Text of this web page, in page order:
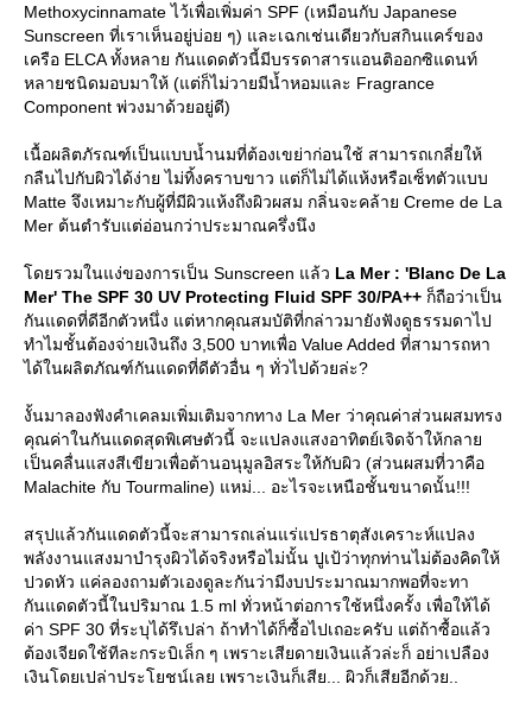
Methoxycinnamate ไว้เพื่อเพิ่มค่า SPF (เหมือนกับ Japanese
Sunscreen ที่เราเห็นอยู่บ่อย ๆ) และเฉกเช่นเดียวกับสกินแคร์ของ
เครือ ELCA ทั้งหลาย กันแดดตัวนี้มีบรรดาสารแอนติออกซิแดนท์
หลายชนิดมอบมาให้ (แต่ก็ไม่วายมีน้ำหอมและ Fragrance
Component พ่วงมาด้วยอยู่ดี)
เนื้อผลิตภัรณฑ์เป็นแบบน้ำนมที่ต้องเขย่าก่อนใช้ สามารถเกลี่ยให้
กลืนไปกับผิวได้ง่าย ไม่ทิ้งคราบขาว แต่ก็ไม่ได้แห้งหรือเซ็ทตัวแบบ
Matte จึงเหมาะกับผู้ที่มีผิวแห้งถึงผิวผสม กลิ่นจะคล้าย Creme de La
Mer ต้นตำรับแต่อ่อนกว่าประมาณครึ่งนึง
ดยรวมในแง่ของการเป็น Sunscreen แล้ว La Mer : 'Blanc De La
Mer' The SPF 30 UV Protecting Fluid SPF 30/PA++ ก็ถือว่าเป็น
กันแดดที่ดีอีกตัวหนึ่ง แต่หากคุณสมบัติที่กล่าวมายังฟังดูธรรมดาไป
ทำไมชั้นต้องจ่ายเงินถึง 3,500 บาทเพื่อ Value Added ที่สามารถหา
ได้ในผลิตภัณฑ์กันแดดที่ดีตัวอื่น ๆ ทั่วไปด้วยล่ะ?
งั้นมาลองฟังคำเคลมเพิ่มเติมจากทาง La Mer ว่าคุณค่าส่วนผสมทรง
คุณค่าในกันแดดสุดพิเศษตัวนี้ จะแปลงแสงอาทิตย์เจิดจ้าให้กลา
เป็นคลื่นแสงสีเขียวเพื่อต้านอนุมูลอิสระให้กับผิว (ส่วนผสมที่วาคือ
Malachite กับ Tourmaline) แหม่... อะไรจะเหนือชั้นขนาดนั้น!!!
สรุปแล้วกันแดดตัวนี้จะสามารถเล่นแร่แปรธาตุสังเคราะห์แปลง
พลังงานแสงมาบำรุงผิวได้จริงหรือไม่นั้น ปูเป้ว่าทุกท่านไม่ต้องคิดให้
ปวดหัว แค่ลองถามตัวเองดูละกันว่ามีงบประมาณมากพอที่จะทา
กันแดดตัวนี้ในปริมาณ 1.5 ml ทั่วหน้าต่อการใช้หนึ่งครั้ง เพื่อให้ได้
ค่า SPF 30 ที่ระบุได้รึเปล่า ถ้าทำได้ก็ซื้อไปเถอะครับ แต่ถ้าซื้อแล้ว
ต้องเจียดใช้ทีละกระบิเล็ก ๆ เพราะเสียดายเงินแล้วล่ะก็ อย่าเปลือง
เงินโดยเปล่าประโยชน์เลย เพราะเงินก็เสีย... ผิวก็เสียอีกด้วย..